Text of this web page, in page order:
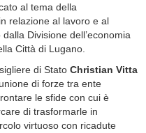
al tema della
relazione al lavoro e al
Divisione dell’economia
Città di Lugano.
di Stato Christian Vitta
di forze tra ente
le sfide con cui è
di trasformarle in
virtuoso con ricadute